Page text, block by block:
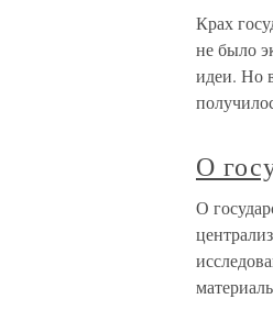
Крах
не было
идеи. Но
О
О